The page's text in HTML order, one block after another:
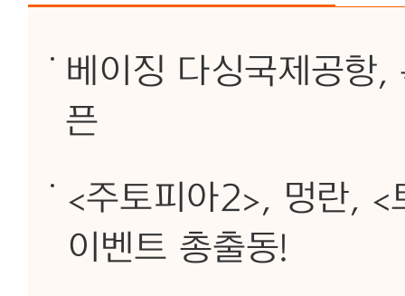
베이징 다싱국제공항
픈
<주토피아2>, 멍란, <
이벤트 총출동!